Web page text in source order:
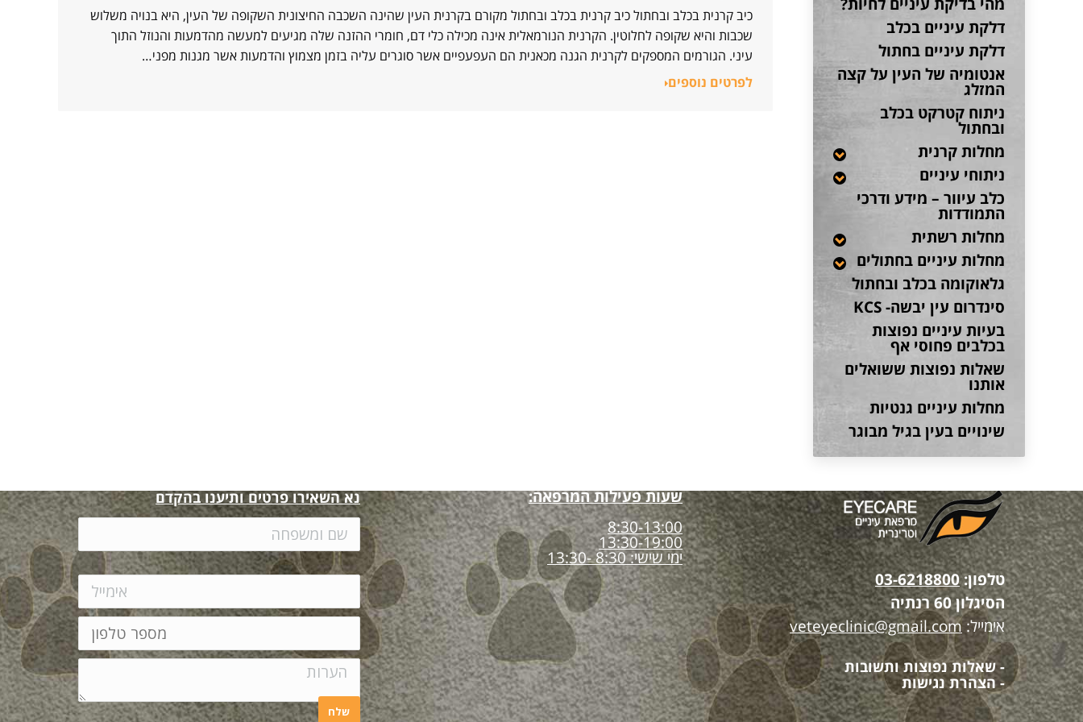
כיב קרנית בכלב ובחתול כיב קרנית בכלב ובחתול מקורם בקרנית העין שהינה השכבה החיצונית השקופה של העין, היא בנויה משלוש
שכבות והיא שקופה לחלוטין. הקרנית הנורמאלית אינה מכילה כלי דם, חומרי ההזנה שלה מגיעים למעשה מהדמעות והנוזל התוך
עיני. הגורמים המספקים לקרנית הגנה מכאנית הם העפעפיים אשר סוגרים עליה בזמן מצמוץ והדמעות אשר מגנות מפני…
לפרטים נוספים
דלקת עיניים בכלב
דלקת עיניים בחתול
אנטומיה של העין על קצה
המזלג
ניתוח קטרקט בכלב
ובחתול
מחלות קרנית
ניתוחי עיניים
כלב עיוור – מידע ודרכי
התמודדות
מחלות רשתית
מחלות עיניים בחתולים
גלאוקומה בכלב ובחתול
סינדרום עין יבשה- KCS
בעיות עיניים נפוצות
בכלבים פחוסי אף
שאלות נפוצות ששואלים
אותנו
מחלות עיניים גנטיות
שינויים בעין בגיל מבוגר
טלפון:03-6218800
הסיגלון 60 רנתיה
אימייל:veteyeclinic@gmail.com
- שאלות נפוצות ותשובות
- הצהרת נגישות
שעות פעילות המרפאה:
8:30-13:00
13:30-19:00
ימי שישי: 8:30 -13:30
נא השאירו פרטים ותיענו בהקדם